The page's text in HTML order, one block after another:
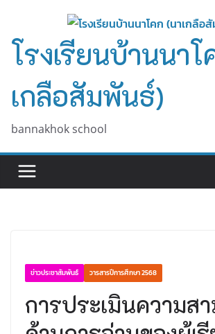
content
โรงเรียนบ้านนาโ
เกลือสัมพันธ์)
bannakhok school
ข่าวประชาสัมพันธ์ วารสารปีการศึกษา 2568
การประเมินความส